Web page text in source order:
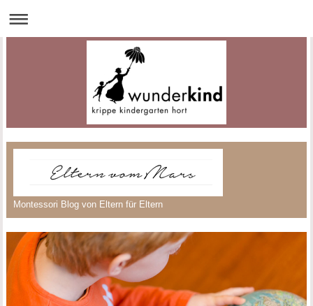
Montessori Blog von Eltern für Eltern